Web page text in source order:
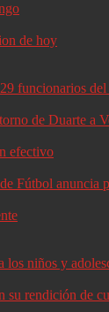
de hoy
funcionarios
de Duarte a
efectivo
Fútbol anuncia
los niños y
su rendición de